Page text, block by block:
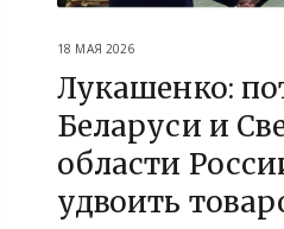
18 МАЯ 2026
Лукашенко:
Беларуси и
области
удвоить